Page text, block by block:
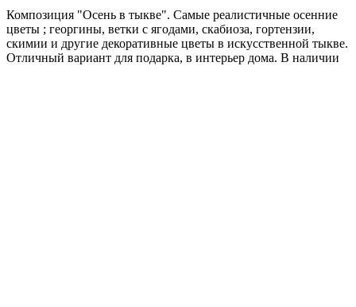
Композиция "Осень в тыкве". Самые реалистичные осенние
цветы ; георгины, ветки с ягодами, скабиоза, гортензии,
скимии и другие декоративные цветы в искусственной тыкве.
Отличный вариант для подарка, в интерьер дома. В наличии